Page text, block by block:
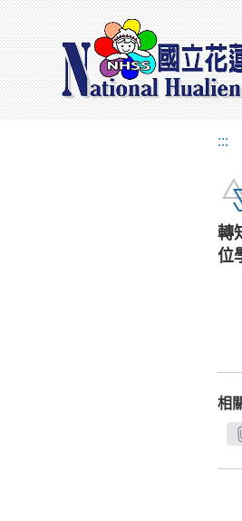
:::
轉
位
相